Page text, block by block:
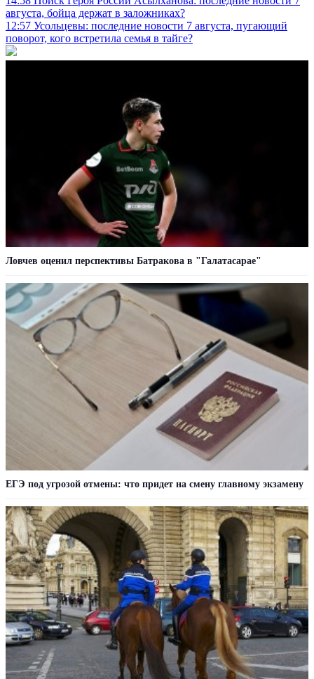
августа, бойца держат в заложниках?
12:57 Усольцевы: последние новости 7 августа, пугающий
поворот, кого встретила семья в тайге?
Ловчев оценил перспективы Батракова в "Галатасарае"
ЕГЭ под угрозой отмены: что придет на смену главному экзамену